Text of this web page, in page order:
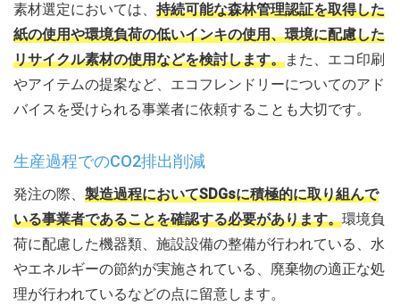
素材選定においては、 持続可能な森林管理認証を取得した
紙の使用や環境負荷の低いインキの使用、環境に配慮した
リサイクル素材の使用などを検討します。また、エコ印刷
やアイテムの提案など、エコフレンドリーについてのアド
バイスを受けられる事業者に依頼することも大切です。
生産過程でのCO2排出削減
発注の際、 製造過程においてSDGsに積極的に取り組んで
いる事業者であることを確認する必要があります。環境負
荷に配慮した機器類、施設設備の整備が行われている、水
やエネルギーの節約が実施されている、廃棄物の適正な処
理が行われているなどの点に留意します。